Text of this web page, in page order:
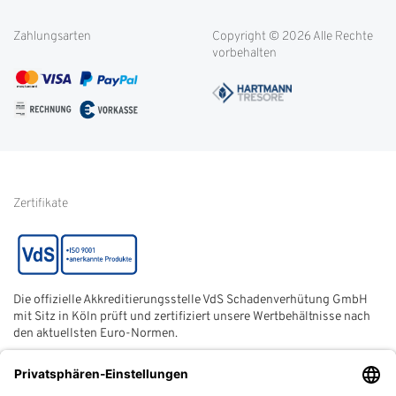
Weitere Themen
Kontakt
Service international
FAQ
Cookie-Einstellungen
AGB
Impressum
Batterieentsorgung
Zahlungsarten
Copyright © 2026 Alle Rechte
vorbehalten
Zertifikate
Die offizielle Akkreditierungsstelle VdS Schadenverhütung GmbH
mit Sitz in Köln prüft und zertifiziert unsere Wertbehältnisse nach
den aktuellsten Euro-Normen.